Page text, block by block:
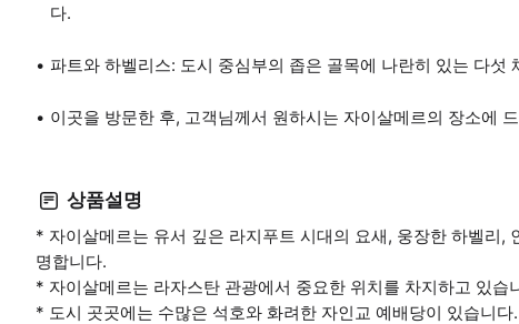
다.
파트와 하벨리스: 도시 중심부의 좁은 골목에 나란히 있는 다섯
이곳을 방문한 후, 고객님께서 원하시는 자이살메르의 장소에
상품설명
* 자이살메르는 유서 깊은 라지푸트 시대의 요새, 웅장한 하벨리,
명합니다.
* 자이살메르는 라자스탄 관광에서 중요한 위치를 차지하고 있습
* 도시 곳곳에는 수많은 석호와 화려한 자인교 예배당이 있습니다.